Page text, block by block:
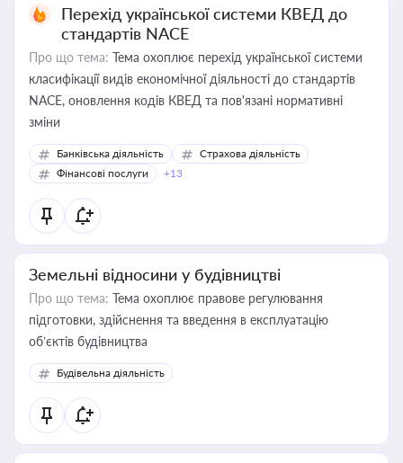
Перехід української системи КВЕД до
стандартів NACE
Про що тема: Тема охоплює перехід української системи
класифікації видів економічної діяльності до стандартів
NACE, оновлення кодів КВЕД та пов'язані нормативні
зміни
Банківська діяльність
Страхова діяльність
Фінансові послуги
+13
Земельні відносини у будівництві
Про що тема: Тема охоплює правове регулювання
підготовки, здійснення та введення в експлуатацію
об’єктів будівництва
Будівельна діяльність